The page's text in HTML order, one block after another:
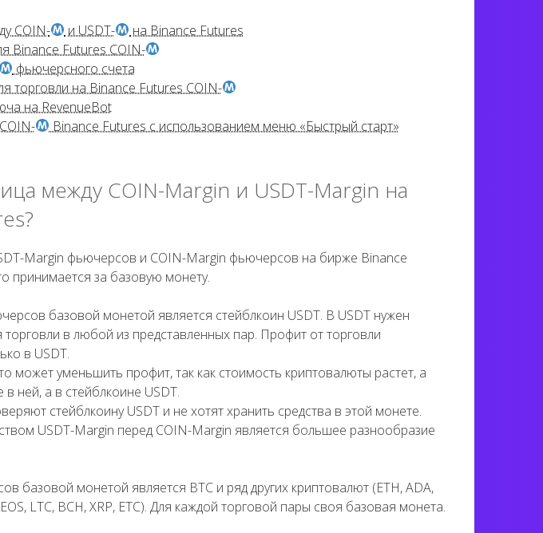
COIN-
и USDT-
на Binance Futures
Binance Futures COIN-
фьючерсного счета
торговли на Binance Futures COIN-
на RevenueBot
Binance Futures с использованием меню «Быстрый старт»
между COIN-Margin и USDT-Margin на
Margin фьючерсов и COIN-Margin фьючерсов на бирже Binance
принимается за базовую монету.
базовой монетой является стейблкоин USDT. В USDT нужен
торговли в любой из представленных пар. Профит от торговли
в USDT.
может уменьшить профит, так как стоимость криптовалюты растет, а
ней, а в стейблкоине USDT.
стейблкоину USDT и не хотят хранить средства в этой монете.
USDT-Margin перед COIN-Margin является большее разнообразие
базовой монетой является BTC и ряд других криптовалют (ETH, ADA,
LTC, BCH, XRP, ETC). Для каждой торговой пары своя базовая монета.